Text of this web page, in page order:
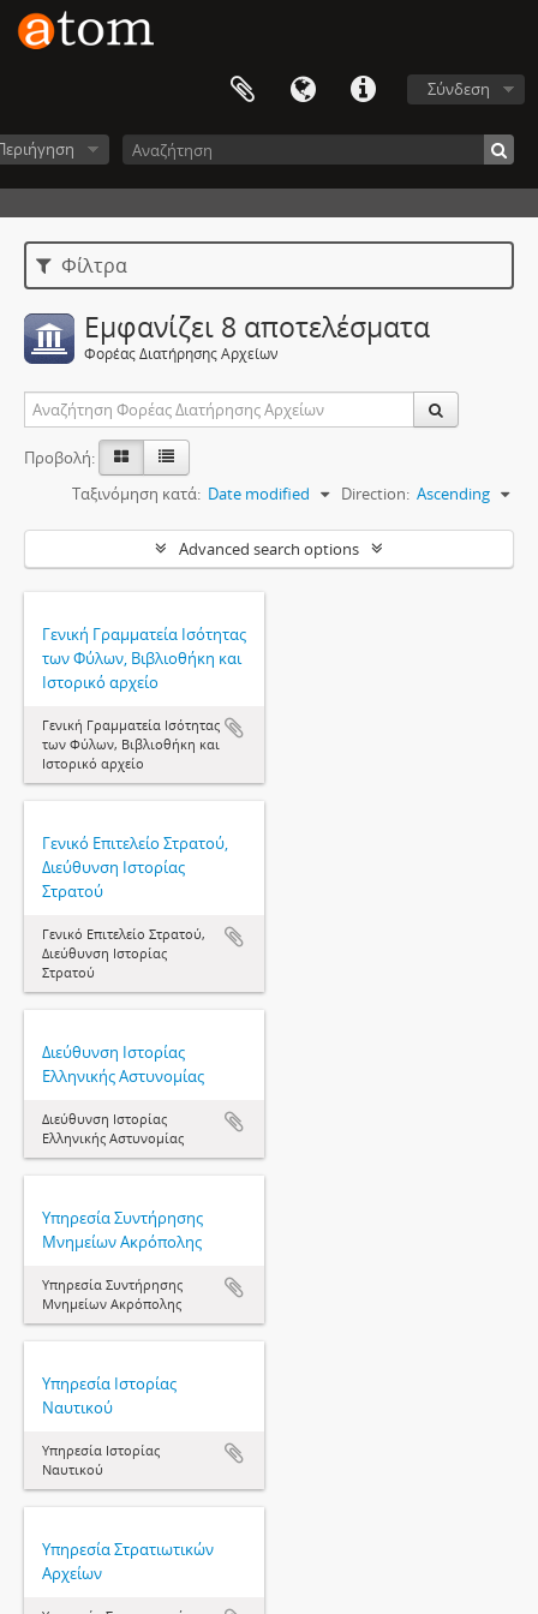
Σύνδεση
Φίλτρα
Εμφανίζει 8 αποτελέσματα
Φορέας Διατήρησης Αρχείων
Προβολή:
Ταξινόμηση κατά: Date modified Direction: Ascending
Advanced search options
Γενική Γραμματεία Ισότητας
των Φύλων, Βιβλιοθήκη και
Ιστορικό αρχείο
Γενική Γραμματεία Ισότητας
των Φύλων, Βιβλιοθήκη και
Ιστορικό αρχείο
Γενικό Επιτελείο Στρατού,
Διεύθυνση Ιστορίας
Στρατού
Γενικό Επιτελείο Στρατού,
Διεύθυνση Ιστορίας
Στρατού
Διεύθυνση Ιστορίας
Ελληνικής Αστυνομίας
Διεύθυνση Ιστορίας
Ελληνικής Αστυνομίας
Υπηρεσία Συντήρησης
Μνημείων Ακρόπολης
Υπηρεσία Συντήρησης
Μνημείων Ακρόπολης
Υπηρεσία Ιστορίας
Ναυτικού
Υπηρεσία Ιστορίας
Ναυτικού
Υπηρεσία Στρατιωτικών
Αρχείων